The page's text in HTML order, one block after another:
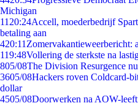
Michigan
11 20:24Accell, moederbedrijf
betaling aan
420:11 Zomervakantieweerbericht:
119:48Vollering de sterkste na
805/08The Division Resurgence
3605/08Hackers roven Coldcard-
dollar
4505/08Doorwerken na AOW-